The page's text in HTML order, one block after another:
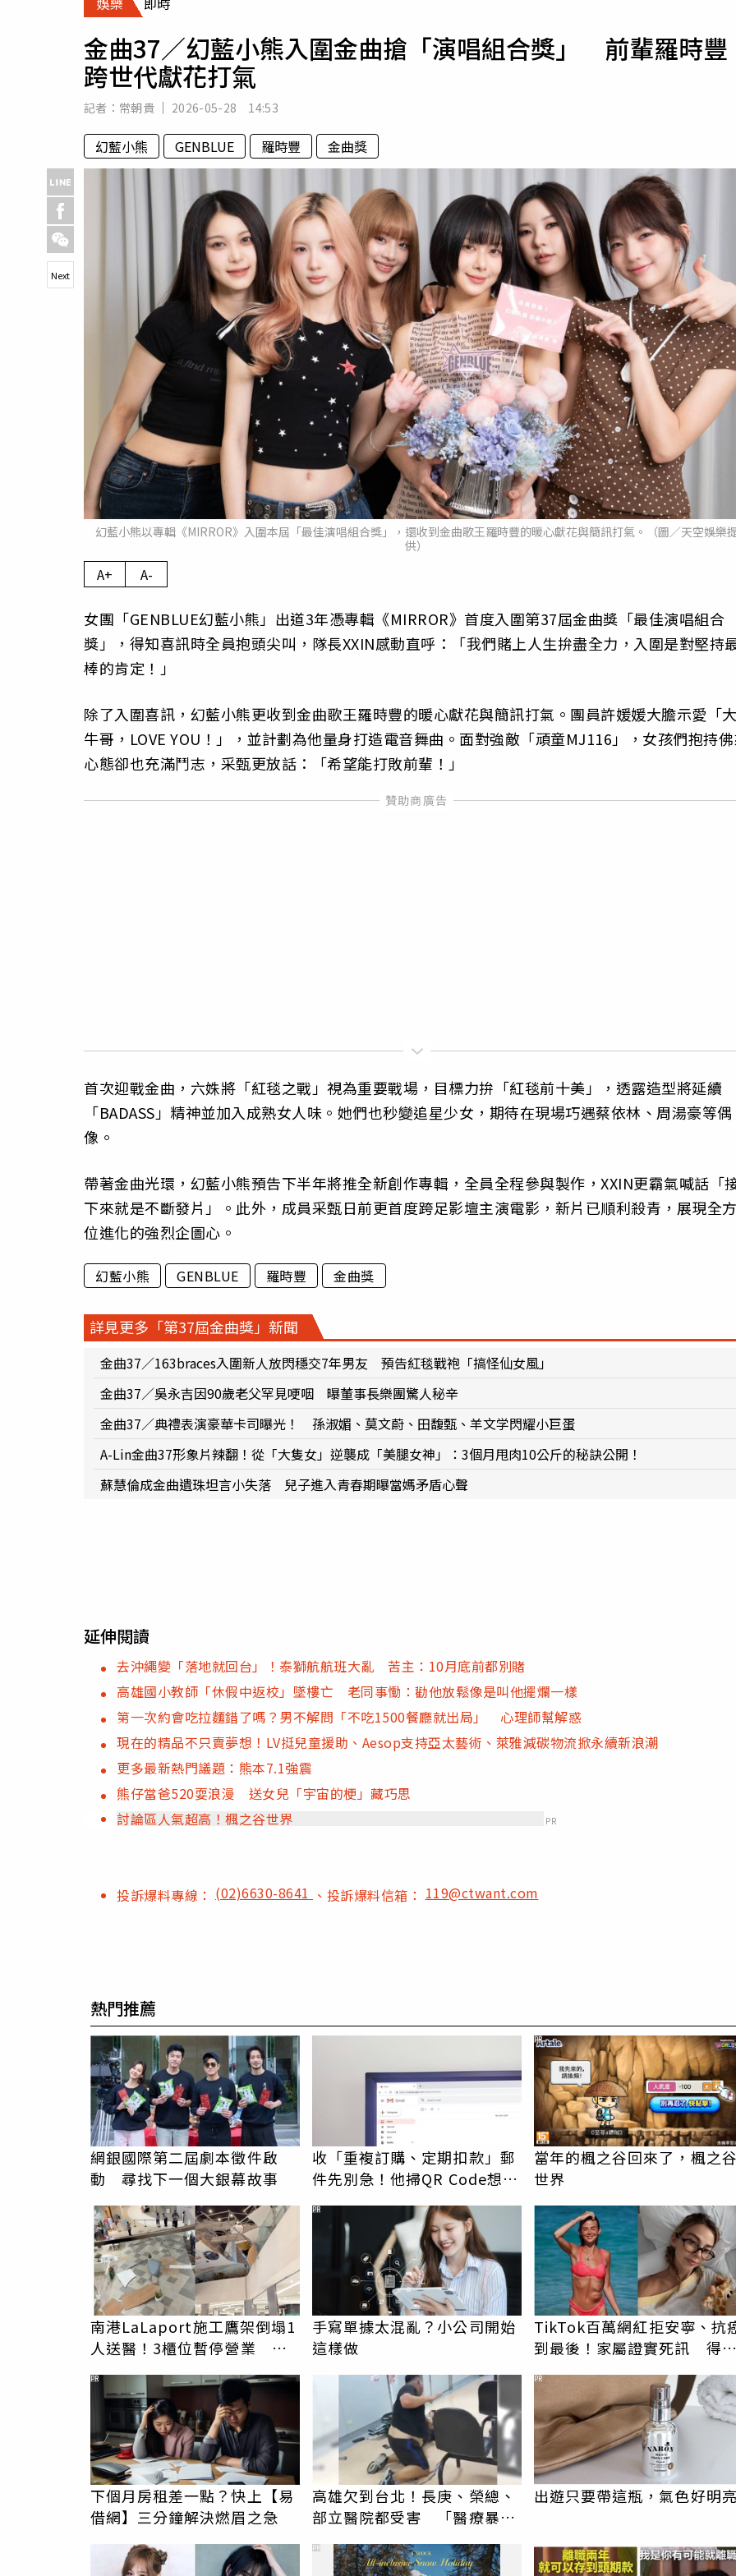
專欄
運勢
金曲37／幻藍小熊入圍金曲搶「演唱組合獎」 前輩羅時豐
跨世代獻花打氣
記者： 常朝貴 2026-05-28 14:53
幻藍小熊 GENBLUE 羅時豐 金曲獎
幻藍小熊以專輯《MIRROR》入圍本屆「最佳演唱組合獎」，還收到金曲歌王羅時豐的暖心獻花與簡訊打氣。（圖／天空娛樂
供）
Next
A+ A-
女團「GENBLUE幻藍小熊」出道3年憑專輯《MIRROR》首度入圍第37屆金曲獎「最佳演唱組合
獎」，得知喜訊時全員抱頭尖叫，隊長XXIN感動直呼：「我們賭上人生拚盡全力，入圍是對堅持
棒的肯定！」
除了入圍喜訊，幻藍小熊更收到金曲歌王羅時豐的暖心獻花與簡訊打氣。團員許媛媛大膽示愛「
牛哥，LOVE YOU！」，並計劃為他量身打造電音舞曲。面對強敵「頑童MJ116」，女孩們抱持
心態卻也充滿鬥志，采甄更放話：「希望能打敗前輩！」
首次迎戰金曲，六姝將「紅毯之戰」視為重要戰場，目標力拚「紅毯前十美」，透露造型將延續
「BADASS」精神並加入成熟女人味。她們也秒變追星少女，期待在現場巧遇蔡依林、周湯豪等偶
像。
帶著金曲光環，幻藍小熊預告下半年將推全新創作專輯，全員全程參與製作，XXIN更霸氣喊話「
下來就是不斷發片」。此外，成員采甄日前更首度跨足影壇主演電影，新片已順利殺青，展現全
位進化的強烈企圖心。
幻藍小熊 GENBLUE 羅時豐 金曲獎
詳見更多「第37屆金曲獎」新聞
金曲37／163braces入圍新人放閃穩交7年男友 預告紅毯戰袍「搞怪仙女風」
金曲37／吳永吉因90歲老父罕見哽咽 曝董事長樂團驚人秘辛
金曲37／典禮表演豪華卡司曝光！ 孫淑媚、莫文蔚、田馥甄、羊文学閃耀小巨蛋
A-Lin金曲37形象片辣翻！從「大隻女」逆襲成「美腿女神」：3個月甩肉10公斤的秘訣公開！
蘇慧倫成金曲遺珠坦言小失落 兒子進入青春期曝當媽矛盾心聲
延伸閱讀
去沖繩變「落地就回台」！泰獅航航班大亂 苦主：10月底前都別賭
高雄國小教師「休假中返校」墜樓亡 老同事慟：勸他放鬆像是叫他擺爛一樣
第一次約會吃拉麵錯了嗎？男不解問「不吃1500餐廳就出局」 心理師幫解惑
現在的精品不只賣夢想！LV挺兒童援助、Aesop支持亞太藝術、萊雅減碳物流掀永續新浪潮
更多最新熱門議題：熊本7.1強震
熊仔當爸520耍浪漫 送女兒「宇宙的梗」藏巧思
討論區人氣超高！楓之谷世界
PR
投訴爆料專線： (02)6630-8641 、投訴爆料信箱：119@ctwant.com
熱門推薦
網銀國際第二屆劇本徵件啟
動 尋找下一個大銀幕故事
收「重複訂購、定期扣款」郵
件先別急！他掃QR Code想取
當年的楓之谷回來了，楓之
世界
PR
南港LaLaport施工鷹架倒塌1
人送醫！3櫃位暫停營業 北
手寫單據太混亂？小公司開始
這樣做
PR
TikTok百萬網紅拒安寧、抗
到最後！家屬證實死訊 得
下個月房租差一點？快上【易
借網】三分鐘解決燃眉之急
PR
高雄欠到台北！長庚、榮總、
部立醫院都受害 「醫療暴力
男」離譜紀錄曝光
出遊只要帶這瓶，氣色好明
PR
PR